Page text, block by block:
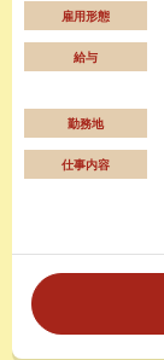
雇用形態
給与
勤務地
仕事内容